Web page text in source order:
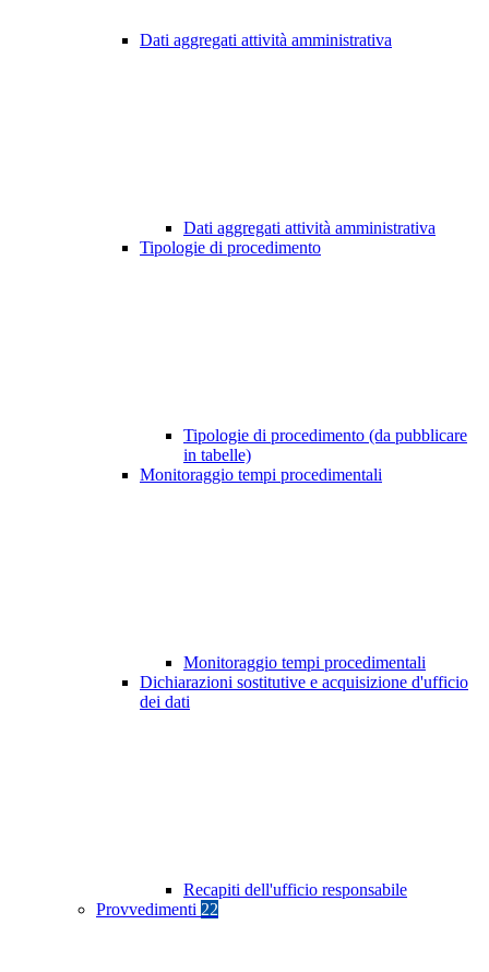
Dati aggregati attività amministrativa
Dati aggregati attività amministrativa
Tipologie di procedimento
Tipologie di procedimento (da pubblicare
in tabelle)
Monitoraggio tempi procedimentali
Monitoraggio tempi procedimentali
Dichiarazioni sostitutive e acquisizione d'ufficio
dei dati
Recapiti dell'ufficio responsabile
Provvedimenti 22